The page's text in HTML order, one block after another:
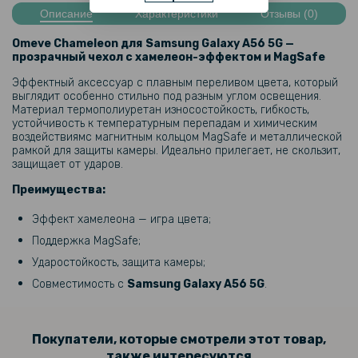
Кожаный чехол - накладка CODE Tactile Experience для Samsung
Galaxy A56 5G
139 грн
Защитное стекло 3D на заднюю камеру для Samsung Galaxy A56
5G, Black
Защитное стекло Tempered Glass на заднюю камеру для Samsung
Galaxy A56 5G
103 грн
129 грн
Описание Характеристики Отзывы (0)
Omeve Chameleon для Samsung Galaxy A56 5G —
прозрачный чехол с хамелеон-эффектом и MagSafe
Эффектный аксессуар с плавным переливом цвета, который
выглядит особенно стильно под разным углом освещения.
Материал термополиуретан износостойкость, гибкость,
устойчивость к температурным перепадам и химическим
воздействиямс магнитным кольцом MagSafe и металлической
рамкой для защиты камеры. Идеально прилегает, не скользит,
защищает от ударов.
Преимущества:
Эффект хамелеона — игра цвета;
Поддержка MagSafe;
Ударостойкость, защита камеры;
Совместимость с Samsung Galaxy A56 5G.
Покупатели, которые смотрели этот товар,